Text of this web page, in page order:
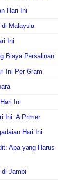
Hari Ini
di Malaysia
Ini
Biaya Persalinan
Ini Per Gram
Ini
Ini: A Primer
Hari Ini
Apa yang Harus
di Jambi